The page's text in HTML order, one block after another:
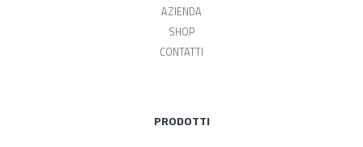
AZIENDA
SHOP
CONTATTI
PRODOTTI